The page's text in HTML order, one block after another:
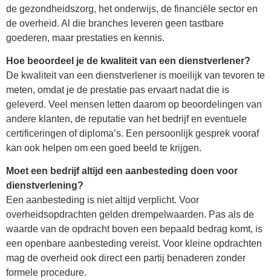
de gezondheidszorg, het onderwijs, de financiële sector en
de overheid. Al die branches leveren geen tastbare
goederen, maar prestaties en kennis.
Hoe beoordeel je de kwaliteit van een dienstverlener?
De kwaliteit van een dienstverlener is moeilijk van tevoren te
meten, omdat je de prestatie pas ervaart nadat die is
geleverd. Veel mensen letten daarom op beoordelingen van
andere klanten, de reputatie van het bedrijf en eventuele
certificeringen of diploma’s. Een persoonlijk gesprek vooraf
kan ook helpen om een goed beeld te krijgen.
Moet een bedrijf altijd een aanbesteding doen voor
dienstverlening?
Een aanbesteding is niet altijd verplicht. Voor
overheidsopdrachten gelden drempelwaarden. Pas als de
waarde van de opdracht boven een bepaald bedrag komt, is
een openbare aanbesteding vereist. Voor kleine opdrachten
mag de overheid ook direct een partij benaderen zonder
formele procedure.